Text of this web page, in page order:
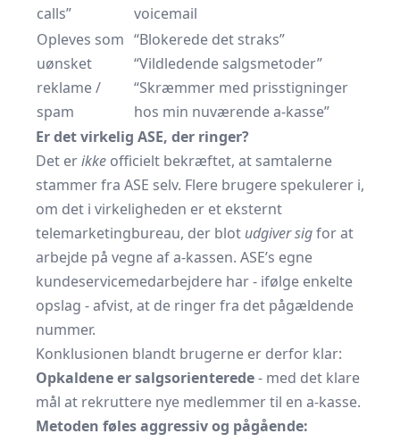
calls”
voicemail
Opleves som
uønsket
reklame /
spam
“Blokerede det straks”
“Vildledende salgsmetoder”
“Skræmmer med prisstigninger
hos min nuværende a-kasse”
Er det virkelig ASE, der ringer?
Det erikke officielt bekræftet, at samtalerne
stammer fra ASE selv. Flere brugere spekulerer i,
om det i virkeligheden er et eksternt
telemarketingbureau, der blot udgiver sigfor at
arbejde på vegne af a-kassen. ASE’s egne
kundeservicemedarbejdere har - ifølge enkelte
opslag - afvist, at de ringer fra det pågældende
nummer.
Konklusionen blandt brugerne er derfor klar:
Opkaldene er salgsorienterede- med det klare
mål at rekruttere nye medlemmer til en a-kasse.
Metoden føles aggressiv og pågående: